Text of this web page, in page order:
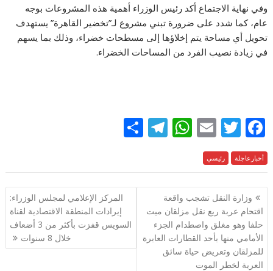
وفي نهاية الاجتماع أكد رئيس الوزراء أهمية هذه المشروعات بوجه
عام، كما شدد على ضرورة تبني مشروع لـ”تخضير القاهرة” يستهدف
تحويل أي مساحة يتم إخلاؤها إلى مسطحات خضراء، وذلك بما يسهم
في زيادة نصيب الفرد من المساحات الخضراء.
F
ac
e
b
o
o
k
T
w
itt
er
E
ai
l
W
at
s
A
p
p
T
e
gr
a
m
ar
e
أخبارعاجلة رئيسي
تصفّح
المقالات
وزارة النقل تشجب واقعة
اقتحام عربة ربع نقل مزلقان ميت
حلفا وهو مغلق واصطدام الجزء
الأمامي منها بأحد القطارات العابرة
للمزلقان وتعريض حياة سائق
العربة لخطر الموت
المركز الإعلامي لمجلس الوزراء:
إيرادات المنطقة الاقتصادية لقناة
السويس قفزت بأكثر من 3 أضعاف
خلال 8 سنوات